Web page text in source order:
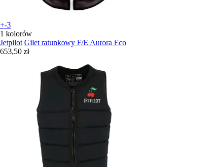
+-3
1 kolorów
Jetpilot Gilet ratunkowy F/E Aurora Eco
653,50 zł